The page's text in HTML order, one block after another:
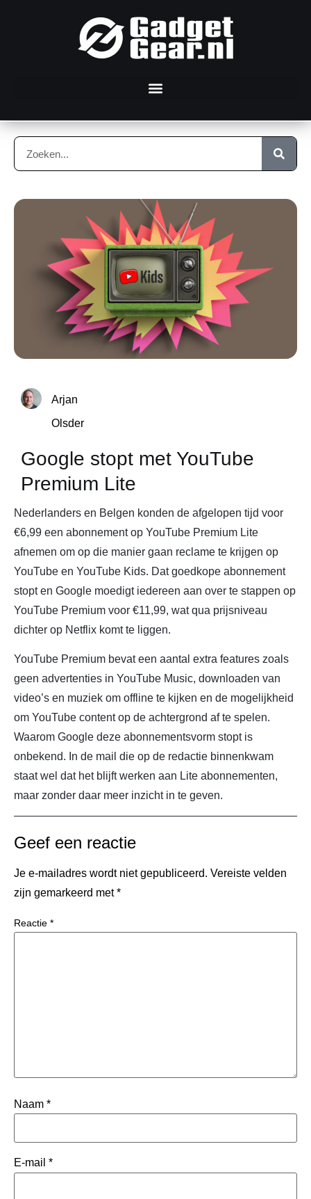
Arjan
Olsder
Google stopt met YouTube
Premium Lite
Nederlanders en Belgen konden de afgelopen tijd voor
€6,99 een abonnement op YouTube Premium Lite
afnemen om op die manier gaan reclame te krijgen op
YouTube en YouTube Kids. Dat goedkope abonnement
stopt en Google moedigt iedereen aan over te stappen op
YouTube Premium voor €11,99, wat qua prijsniveau
dichter op Netflix komt te liggen.
YouTube Premium bevat een aantal extra features zoals
geen advertenties in YouTube Music, downloaden van
video’s en muziek om offline te kijken en de mogelijkheid
om YouTube content op de achtergrond af te spelen.
Waarom Google deze abonnementsvorm stopt is
onbekend. In de mail die op de redactie binnenkwam
staat wel dat het blijft werken aan Lite abonnementen,
maar zonder daar meer inzicht in te geven.
Geef een reactie
Je e-mailadres wordt niet gepubliceerd. Vereiste velden
zijn gemarkeerd met*
Reactie *
Naam *
E-mail *